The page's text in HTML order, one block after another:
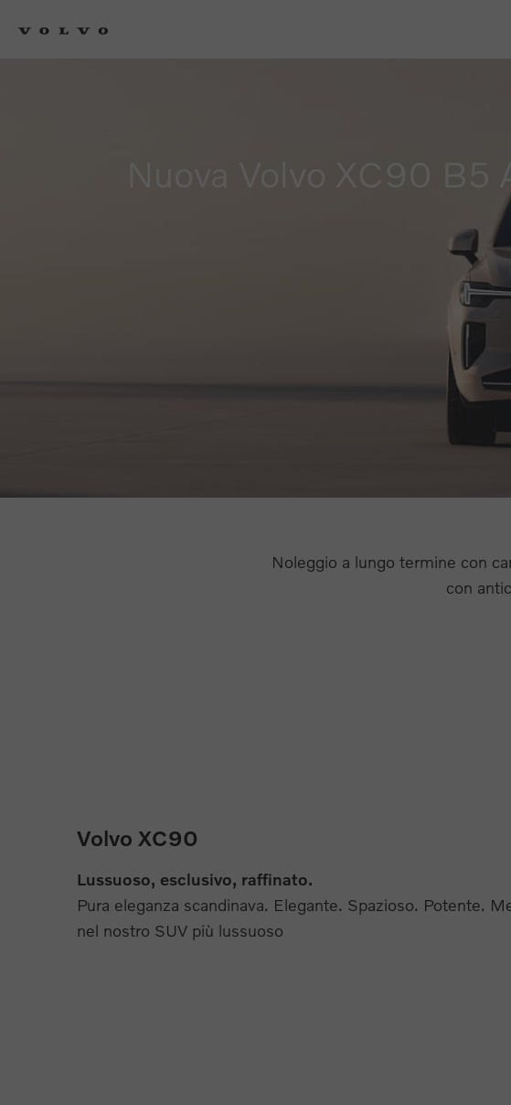
Nuova Volvo XC90
Noleggio a lungo termine con
con
Volvo XC90
Lussuoso, esclusivo, raffinato.
Pura eleganza scandinava. Elegante. Spazioso. Potente.
nel nostro SUV più lussuoso